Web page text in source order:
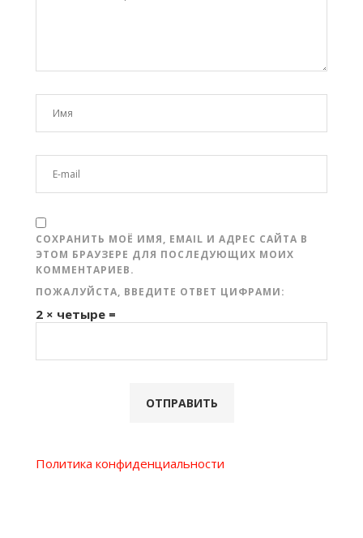
СОХРАНИТЬ МОЁ ИМЯ, EMAIL И АДРЕС САЙТА В
ЭТОМ БРАУЗЕРЕ ДЛЯ ПОСЛЕДУЮЩИХ МОИХ
КОММЕНТАРИЕВ.
ПОЖАЛУЙСТА, ВВЕДИТЕ ОТВЕТ ЦИФРАМИ:
2 × четыре =
Политика конфиденциальности